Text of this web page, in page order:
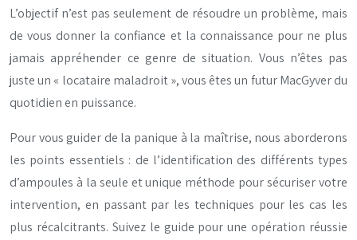
L’objectif n’est pas seulement de résoudre un problème, mais
de vous donner la confiance et la connaissance pour ne plus
jamais appréhender ce genre de situation. Vous n’êtes pas
juste un « locataire maladroit », vous êtes un futur MacGyver du
quotidien en puissance.
Pour vous guider de la panique à la maîtrise, nous aborderons
les points essentiels : de l’identification des différents types
d’ampoules à la seule et unique méthode pour sécuriser votre
intervention, en passant par les techniques pour les cas les
plus récalcitrants. Suivez le guide pour une opération réussie